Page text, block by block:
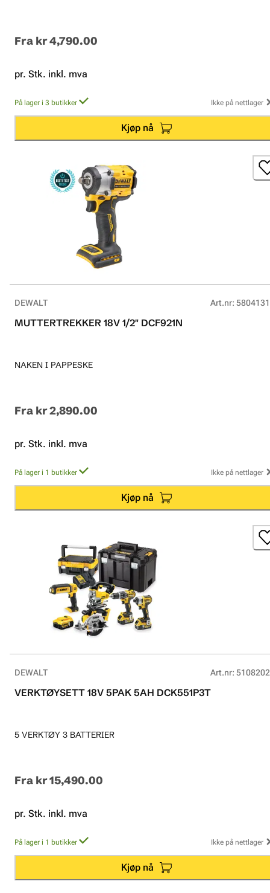
Fra kr 4,790.00
pr. Stk. inkl. mva
På lager i 3 butikker Ikke på nettlager
Kjøp nå
DEWALT Art.nr:
MUTTERTREKKER 18V 1/2" DCF921N
NAKEN I PAPPESKE
Fra kr 2,890.00
pr. Stk. inkl. mva
På lager i 1 butikker Ikke på nettlager
Kjøp nå
DEWALT Art.nr:
VERKTØYSETT 18V 5PAK 5AH DCK551P3T
5 VERKTØY 3 BATTERIER
Fra kr 15,490.00
pr. Stk. inkl. mva
På lager i 1 butikker Ikke på nettlager
Kjøp nå